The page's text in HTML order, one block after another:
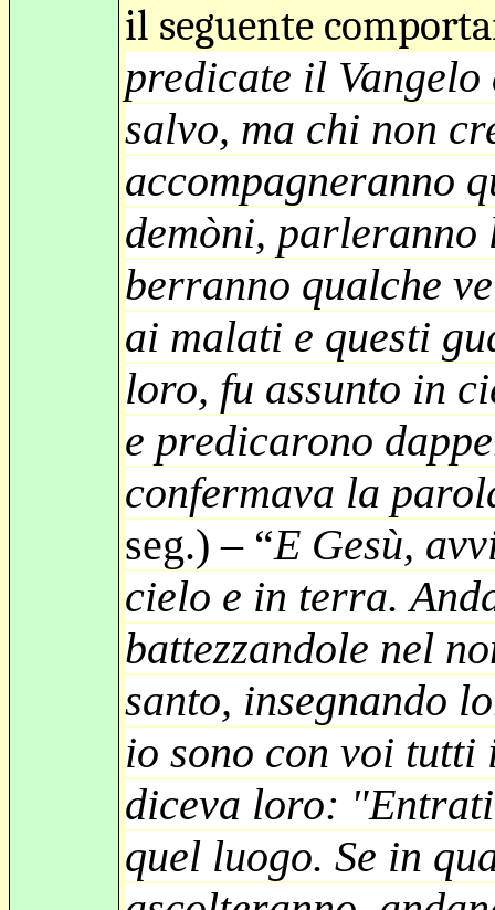
il seguente
predicate il
salvo, ma chi non
accompagneranno
demòni, parleranno
berranno qualche
ai malati e questi
loro, fu assunto in
e predicarono
confermava la
seg.) – “E Gesù,
cielo e in terra.
battezzandole nel
santo, insegnando
io sono con voi
diceva loro:
quel luogo. Se in